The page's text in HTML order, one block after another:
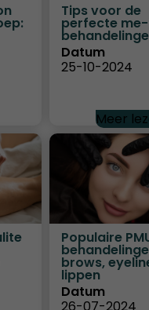
Tips voor de
perfecte
Datum
25-10-2024
Meer
Populaire
brows,
lippen
Datum
26-07-2024